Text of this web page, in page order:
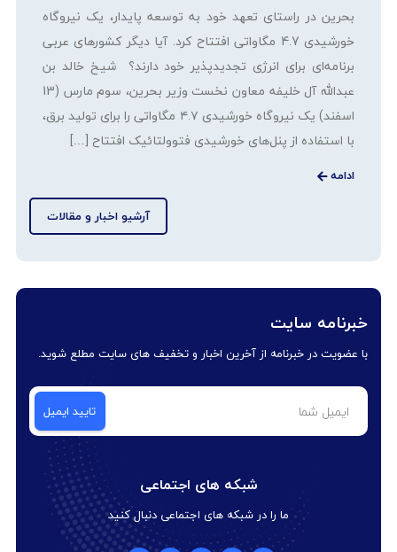
بحرین در راستای تعهد خود به توسعه پایدار، یک نیروگاه
خورشیدی 4.7 مگاواتی افتتاح کرد. آیا دیگر کشورهای عربی
برنامه‌ای برای انرژی تجدیدپذیر خود دارند؟ شیخ خالد بن
عبدالله آل خلیفه معاون نخست وزیر بحرین، سوم مارس (13
اسفند) یک نیروگاه خورشیدی ۴.۷ مگاواتی را برای تولید برق،
با استفاده از پنل‌های خورشیدی فتوولتائیک افتتاح […]
ادامه
آرشیو اخبار و مقالات
خبرنامه سایت
با عضویت در خبرنامه از آخرین اخبار و تخفیف های سایت مطلع شوید.
شبکه های اجتماعی
ما را در شبکه های اجتماعی دنبال کنید